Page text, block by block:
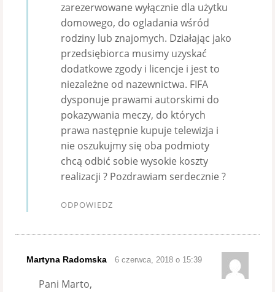
zarezerwowane wyłącznie dla użytku
domowego, do ogladania wśród
rodziny lub znajomych. Działając jako
przedsiębiorca musimy uzyskać
dodatkowe zgody i licencje i jest to
niezależne od nazewnictwa. FIFA
dysponuje prawami autorskimi do
pokazywania meczy, do których
prawa następnie kupuje telewizja i
nie oszukujmy się oba podmioty
chcą odbić sobie wysokie koszty
realizacji ? Pozdrawiam serdecznie ?
ODPOWIEDZ
Martyna Radomska 6 czerwca, 2018 o 15:39
Pani Marto,